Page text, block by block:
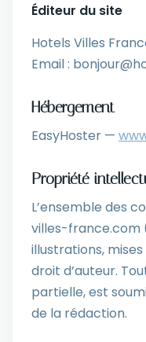
Éditeur du site
Hotels Villes
Email :
Hébergement
EasyHoster —
Propriété
L’ensemble des
villes-france.com
illustrations,
droit d’auteur.
partielle, est
de la rédaction.